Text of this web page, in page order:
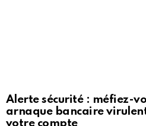
Alerte sécurité : méfiez-
arnaque bancaire
votre compte